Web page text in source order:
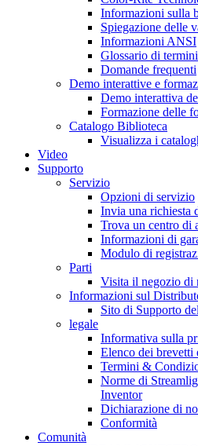
Informazioni sulla
Spiegazione delle
Informazioni ANSI
Glossario di termini
Domande frequenti
Demo interattive e
Demo interattiva
Formazione delle
Catalogo Biblioteca
Visualizza i
Video
Supporto
Servizio
Opzioni di servizio
Invia una richiesta
Trova un centro di
Informazioni di
Modulo di
Parti
Visita il negozio di
Informazioni sul
Sito di Supporto
legale
Informativa sulla
Elenco dei brevetti
Termini &
Norme di
Inventor
Dichiarazione di
Conformità
Comunità